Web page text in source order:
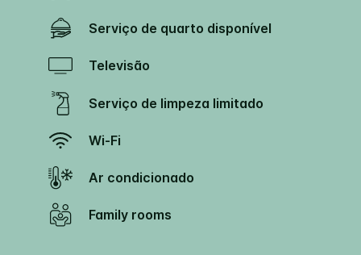
Serviço de quarto disponível
Televisão
Serviço de limpeza limitado
Wi-Fi
Ar condicionado
Family rooms